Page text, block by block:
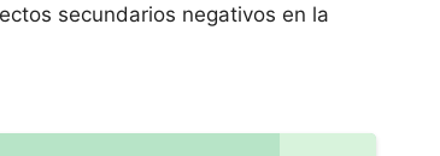
secundarios negativos en la